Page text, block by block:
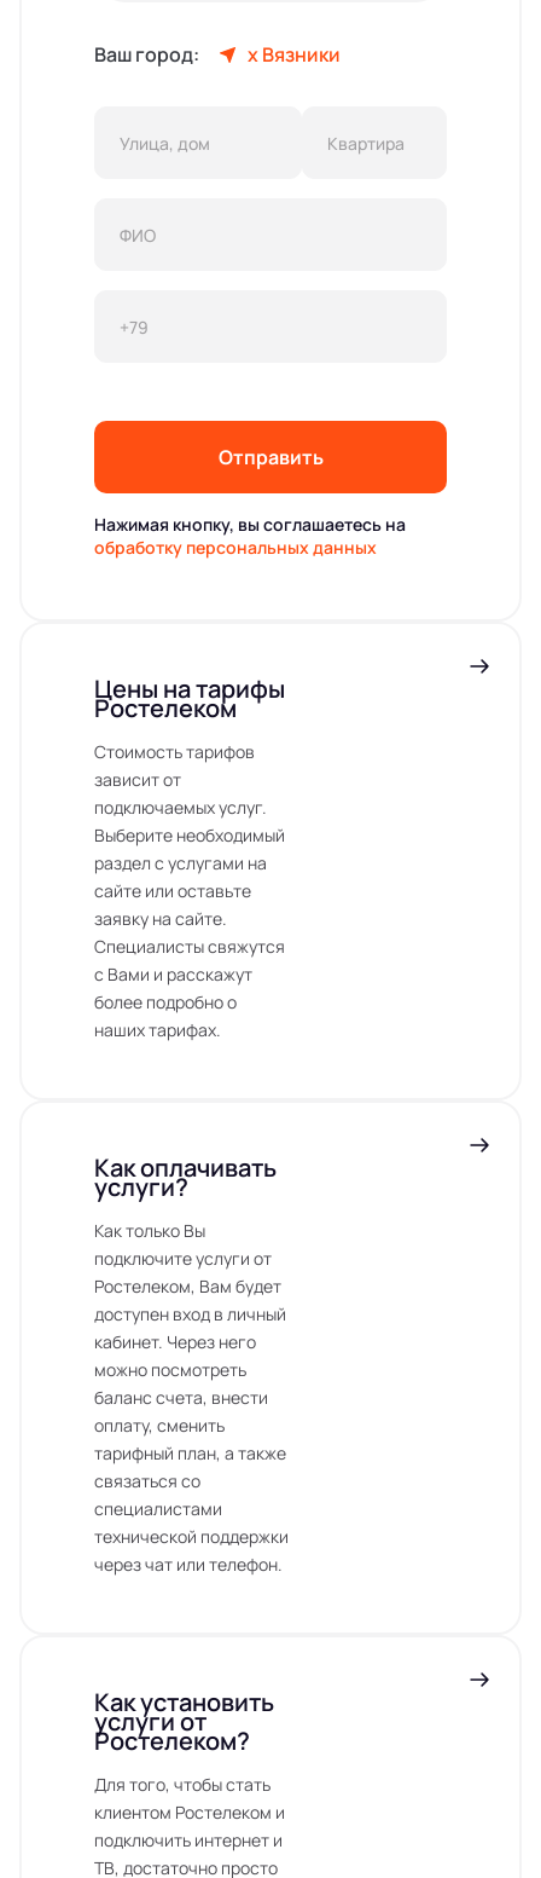
Ваш город: х Вязники
Отправить
Нажимая кнопку, вы соглашаетесь на
обработку персональных данных
Цены на тарифы
Ростелеком
Стоимость тарифов
зависит от
подключаемых услуг.
Выберите необходимый
раздел с услугами на
сайте или оставьте
заявку на сайте.
Специалисты свяжутся
с Вами и расскажут
более подробно о
наших тарифах.
Как оплачивать
услуги?
Как только Вы
подключите услуги от
Ростелеком, Вам будет
доступен вход в личный
кабинет. Через него
можно посмотреть
баланс счета, внести
оплату, сменить
тарифный план, а также
связаться со
специалистами
технической поддержки
через чат или телефон.
Как установить
услуги от
Ростелеком?
Для того, чтобы стать
клиентом Ростелеком и
подключить интернет и
ТВ, достаточно просто